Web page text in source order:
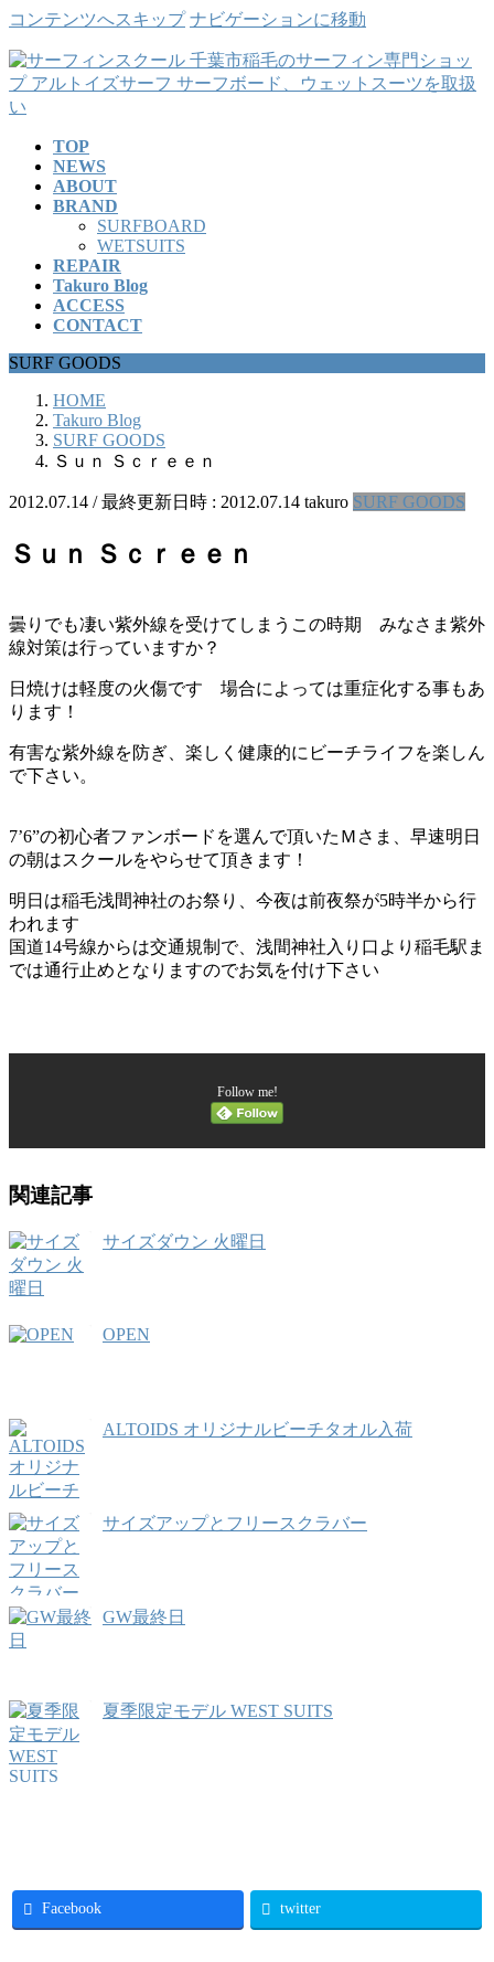
コンテンツへスキップ ナビゲーションに移動
TOP
NEWS
ABOUT
BRAND
SURFBOARD
WETSUITS
REPAIR
Takuro Blog
ACCESS
CONTACT
SURF GOODS
HOME
Takuro Blog
SURF GOODS
Ｓｕｎ Ｓｃｒｅｅｎ
2012.07.14 / 最終更新日時 : 2012.07.14 takuro SURF GOODS
Ｓｕｎ Ｓｃｒｅｅｎ
曇りでも凄い紫外線を受けてしまうこの時期 みなさま紫外
線対策は行っていますか？
日焼けは軽度の火傷です 場合によっては重症化する事もあ
ります！
有害な紫外線を防ぎ、楽しく健康的にビーチライフを楽しん
で下さい。
7’6”の初心者ファンボードを選んで頂いたＭさま、早速明日
の朝はスクールをやらせて頂きます！
明日は稲毛浅間神社のお祭り、今夜は前夜祭が5時半から行
われます
国道14号線からは交通規制で、浅間神社入り口より稲毛駅ま
では通行止めとなりますのでお気を付け下さい
Follow me!
関連記事
サイズダウン 火曜日
OPEN
ALTOIDS オリジナルビーチタオル入荷
サイズアップとフリースクラバー
GW最終日
夏季限定モデル WEST SUITS
Facebook twitter